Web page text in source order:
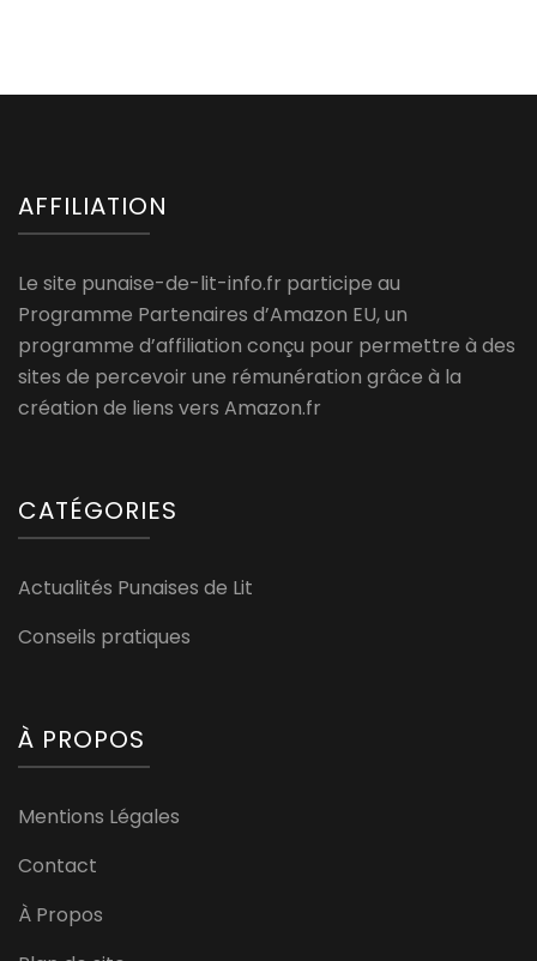
AFFILIATION
Le site punaise-de-lit-info.fr participe au
Programme Partenaires d’Amazon EU, un
programme d’affiliation conçu pour permettre à des
sites de percevoir une rémunération grâce à la
création de liens vers Amazon.fr
CATÉGORIES
Actualités Punaises de Lit
Conseils pratiques
À PROPOS
Mentions Légales
Contact
À Propos